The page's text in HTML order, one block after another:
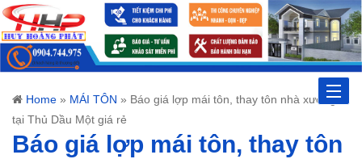
Toggle
Home » MÁI TÔN » Báo giá lợp mái tôn, thay tôn nhà xưởng
tại Thủ Dầu Một giá rẻ
Báo giá lợp mái tôn, thay tôn